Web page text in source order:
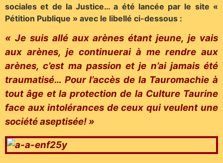
sociales et de la Justice…a été lancée par le site «
Pétition Publique » avec le libellé ci-dessous :
« Je suis allé aux arènes étant jeune, je vais
aux arènes, je continuerai à me rendre aux
arènes, c’est ma passion et je n’ai jamais été
traumatisé… Pour l’accès de la Tauromachie à
tout âge et la protection de la Culture Taurine
face aux intolérances de ceux qui veulent une
société aseptisée! »